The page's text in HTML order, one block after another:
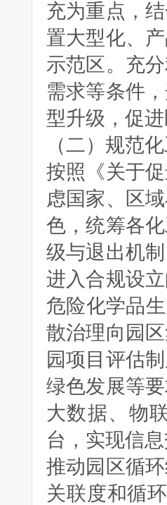
充为重点，
置大型化、
示范区。充
需求等条件
型升级，促
（二）规范
按照《关于
虑国家、区
色，统筹各
级与退出机
进入合规设
危险化学品
散治理向园
园项目评估
绿色发展等
大数据、物
台，实现信
推动园区循
关联度和循